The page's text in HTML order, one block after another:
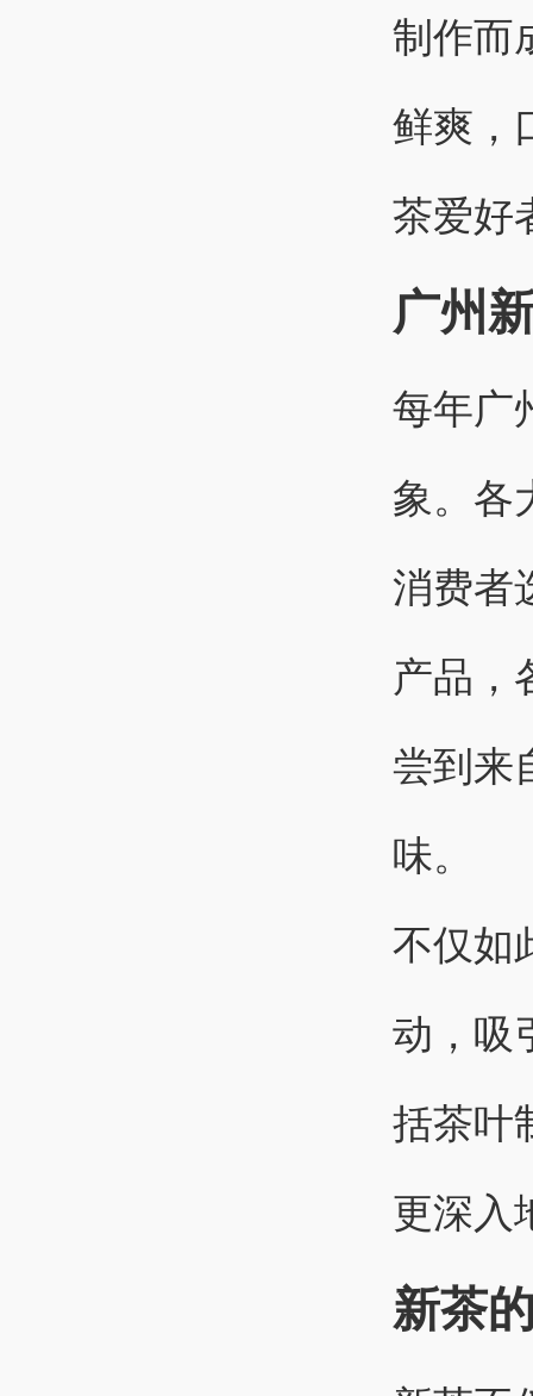
制作而
鲜爽，
茶爱好
广州
每年广
象。各
消费者
产品，
尝到来
味。
不仅如
动，吸
括茶叶
更深入
新茶